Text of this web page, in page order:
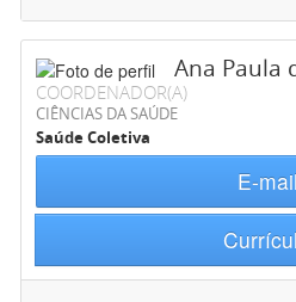
Ana Paula
COORDENADOR(A)
CIÊNCIAS DA SAÚDE
Saúde Coletiva
E-mail